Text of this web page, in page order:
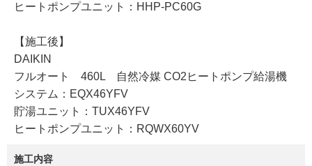
ヒートポンプユニット：HHP-PC60G
【施工後】
DAIKIN
フルオート 460L 自然冷媒 CO2ヒートポンプ給湯機
システム：EQX46YFV
貯湯ユニット：TUX46YFV
ヒートポンプユニット：RQWX60YV
施工内容